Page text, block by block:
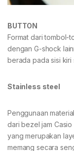
BUTTON
Format dari tombol-
dengan G-shock
berada pada sisi kiri
Stainless steel
Penggunaan
dari bezel jam Casio
yang merupakan
memang secara